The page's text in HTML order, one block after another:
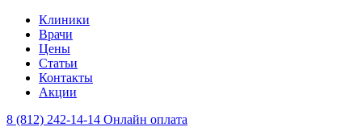
Клиники
Врачи
Цены
Статьи
Контакты
Акции
8 (812) 242-14-14 Онлайн оплата